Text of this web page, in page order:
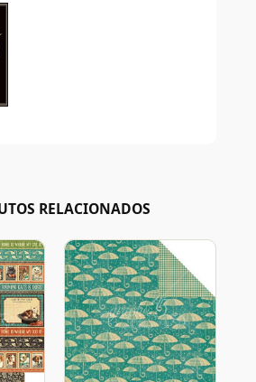
RELACIONADOS